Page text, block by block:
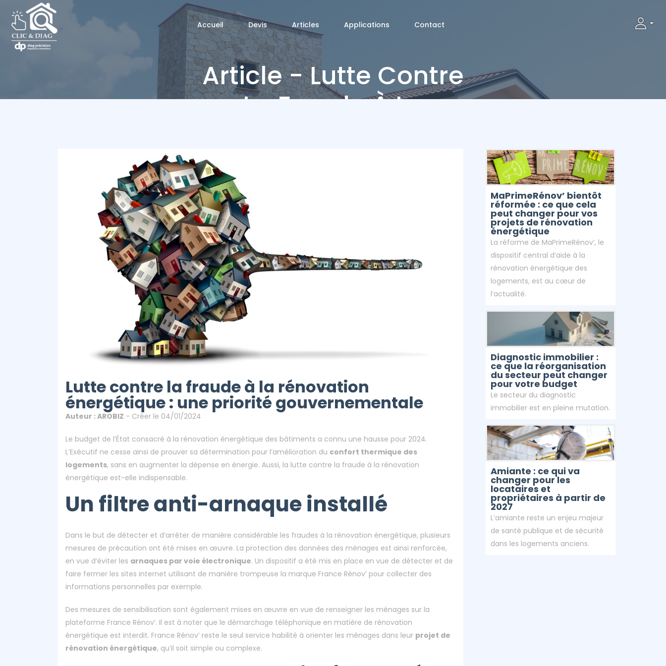
Accueil Devis Articles Applications Contact
Article - Lutte Contre
La Fraude À La
Énergétique : Une
Gouvernementale
Article - Lutte Contre La Fraude À La Rénovation Énergétique : Une Priorité
Gouvernementale
Lutte contre la fraude à la rénovation
énergétique : une priorité gouvernementale
Auteur : AROBIZ - Créer le 04/01/2024
Le budget de l’État consacré à la rénovation énergétique des bâtiments a connu une hausse pour 2024.
L’Exécutif ne cesse ainsi de prouver sa détermination pour l’amélioration du confort thermique des
logements, sans en augmenter la dépense en énergie. Aussi, la lutte contre la fraude à la rénovation
énergétique est-elle indispensable.
Un filtre anti-arnaque installé
Dans le but de détecter et d’arrêter de manière considérable les fraudes à la rénovation énergétique, plusieurs
mesures de précaution ont été mises en œuvre. La protection des données des ménages est ainsi renforcée,
en vue d’éviter les arnaques par voie électronique. Un dispositif a été mis en place en vue de détecter et de
faire fermer les sites internet utilisant de manière trompeuse la marque France Rénov’ pour collecter des
informations personnelles par exemple.
Des mesures de sensibilisation sont également mises en œuvre en vue de renseigner les ménages sur la
plateforme France Rénov’. Il est à noter que le démarchage téléphonique en matière de rénovation
énergétique est interdit. France Rénov’ reste le seul service habilité à orienter les ménages dans leur projet de
rénovation énergétique, qu’il soit simple ou complexe.
MaPrimeRénov’ bientôt
réformée : ce que cela
peut changer pour vos
projets de rénovation
énergétique
La réforme de MaPrimeRénov’, le
dispositif central d’aide à la
rénovation énergétique des
logements, est au cœur de
l’actualité.
Diagnostic immobilier :
ce que la réorganisation
du secteur peut changer
pour votre budget
Le secteur du diagnostic
immobilier est en pleine mutation.
Amiante : ce qui va
changer pour les
locataires et
propriétaires à partir de
2027
L’amiante reste un enjeu majeur
de santé publique et de sécurité
dans les logements anciens.